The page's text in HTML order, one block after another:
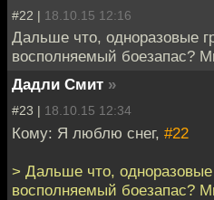
#22 | 18.10.15 12:16
Дальше что, одноразовые
восполняемый боезапас?
Дадли Смит »
#23 | 18.10.15 12:34
Кому: Я люблю снег, #22
> Дальше что,
восполняемый боезапас?